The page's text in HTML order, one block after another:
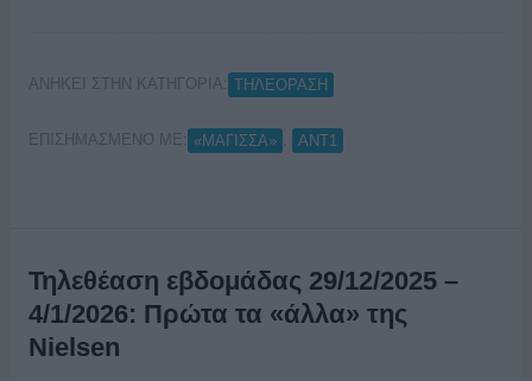
ΑΝΗΚΕΙ ΣΤΗΝ ΚΑΤΗΓΟΡΙΑ: ΤΗΛΕΟΡΑΣΗ
ΕΠΙΣΗΜΑΣΜΕΝΟ ΜΕ: «ΜΑΓΙΣΣΑ» ANT1
Τηλεθέαση εβδομάδας 29/12/2025 –
4/1/2026: Πρώτα τα «άλλα» της
Nielsen